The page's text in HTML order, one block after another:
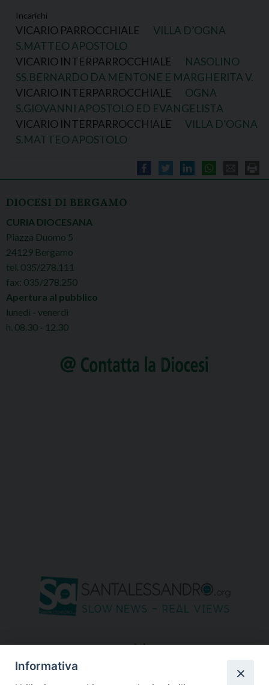
Incarichi
VICARIO PARROCCHIALE
VILLA D’OGNA
S.MATTEO APOSTOLO
VICARIO INTERPARROCCHIALE
NASOLINO
SS.BERNARDO DA MENTONE E MARGHERITA V.
VICARIO INTERPARROCCHIALE
OGNA
S.GIOVANNI APOSTOLO ED EVANGELISTA
VICARIO INTERPARROCCHIALE
VILLA D’OGNA
S.MATTEO APOSTOLO
DIOCESI DI BERGAMO
CURIA DIOCESANA
Piazza Duomo 5
24129 Bergamo
tel. 035/278.111
fax: 035/278.250
Apertura al pubblico
lunedì - venerdì
h. 08.30 - 12.30
seguici su
Informativa